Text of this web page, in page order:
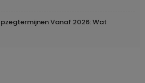
Vanaf 2026: Wat